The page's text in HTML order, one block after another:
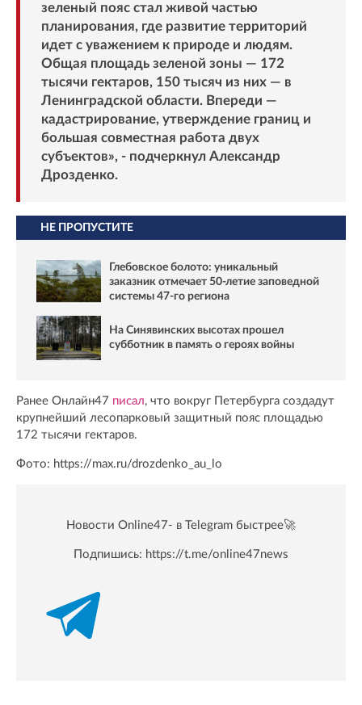
зеленый пояс стал живой частью
планирования, где развитие территорий
идет с уважением к природе и людям.
Общая площадь зеленой зоны — 172
тысячи гектаров, 150 тысяч из них — в
Ленинградской области. Впереди —
кадастрирование, утверждение границ и
большая совместная работа двух
субъектов», - подчеркнул Александр
Дрозденко.
НЕ ПРОПУСТИТЕ
Глебовское болото: уникальный
заказник отмечает 50-летие заповедной
системы 47-го региона
На Синявинских высотах прошел
субботник в память о героях войны
Ранее Онлайн47 писал, что вокруг Петербурга создадут
крупнейший лесопарковый защитный пояс площадью
172 тысячи гектаров.
Фото: https://max.ru/drozdenko_au_lo
Новости Online47- в Telegram быстрее🚀
Подпишись: https://t.me/online47news